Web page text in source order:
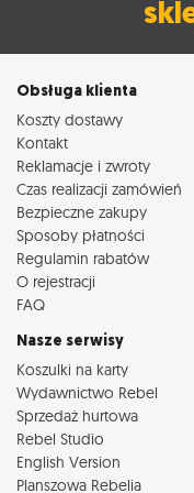
Obsługa klienta
Koszty dostawy
Kontakt
Reklamacje i zwroty
Czas realizacji zamówień
Bezpieczne zakupy
Sposoby płatności
Regulamin rabatów
O rejestracji
FAQ
Nasze serwisy
Koszulki na karty
Wydawnictwo Rebel
Sprzedaż hurtowa
Rebel Studio
English Version
Planszowa Rebelia